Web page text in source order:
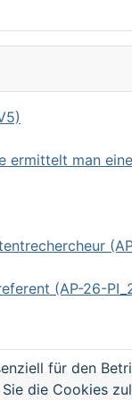
man
(AP-26-
für den
die Cookies